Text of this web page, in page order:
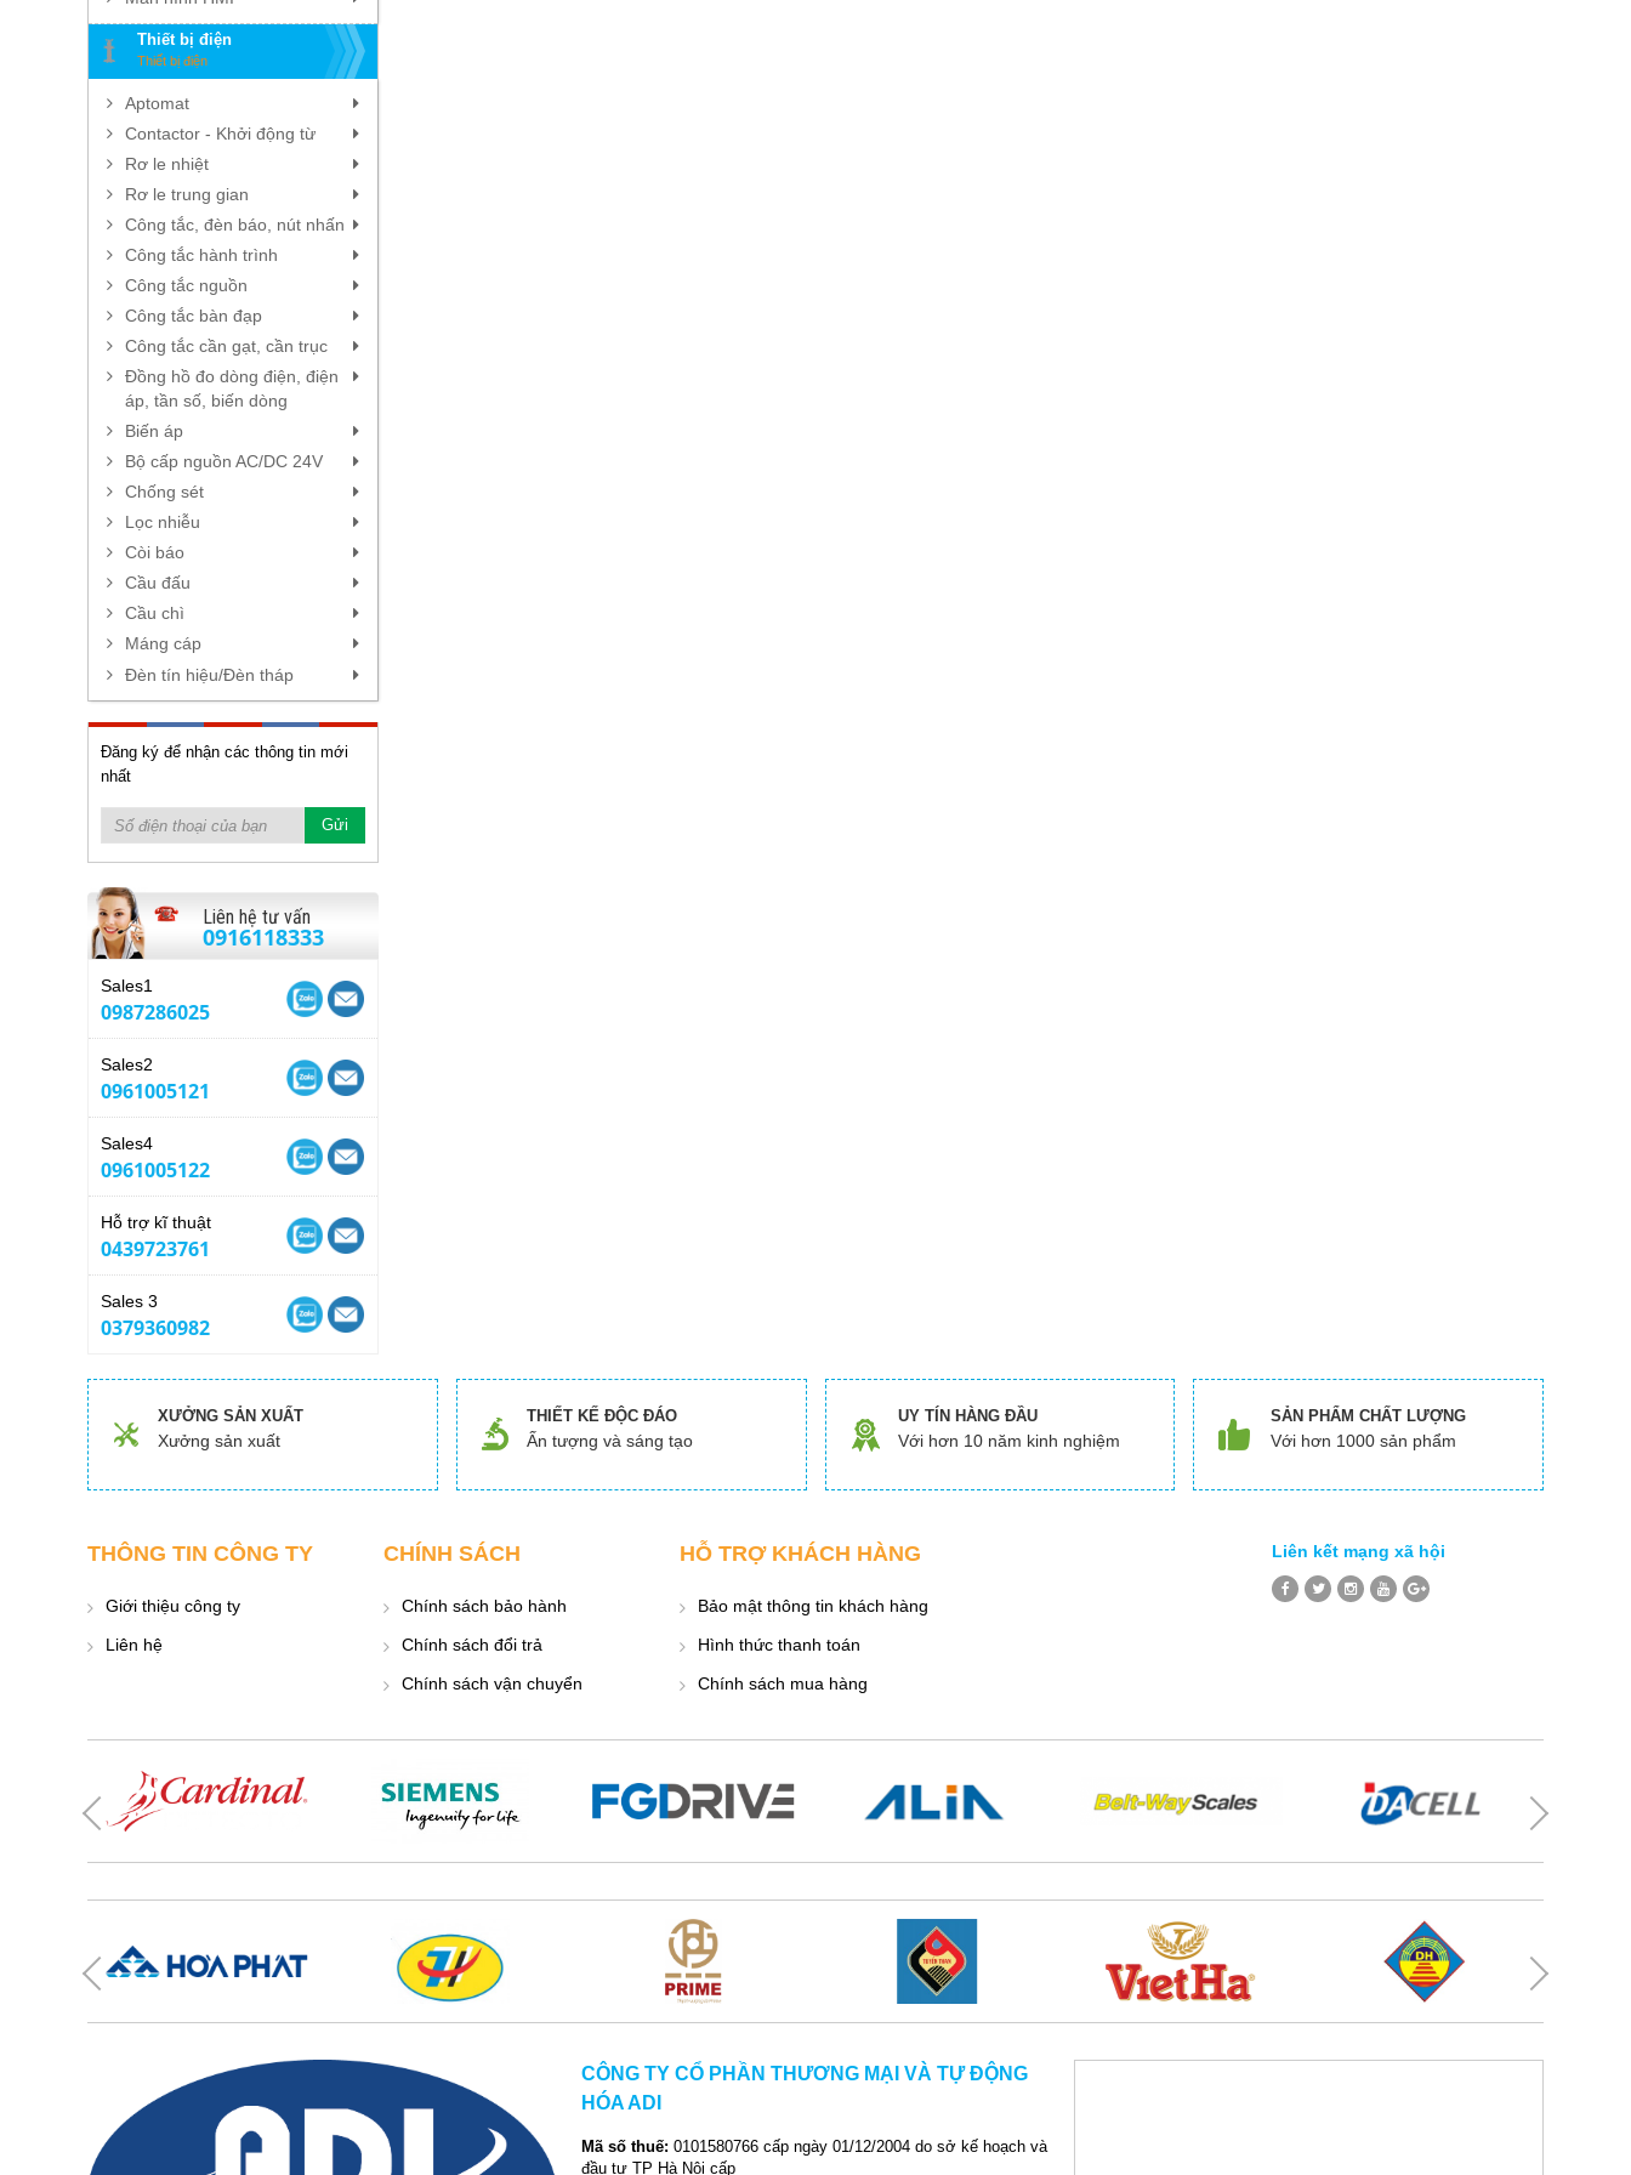
Thiết bị điện
Thiết bị điện
Aptomat
Contactor - Khởi động từ
Rơ le nhiệt
Rơ le trung gian
Công tắc, đèn báo, nút nhấn
Công tắc hành trình
Công tắc nguồn
Công tắc bàn đạp
Công tắc cần gạt, cần trục
Đồng hồ đo dòng điện, điện
áp, tần số, biến dòng
Biến áp
Bộ cấp nguồn AC/DC 24V
Chống sét
Lọc nhiễu
Còi báo
Cầu đấu
Cầu chì
Máng cáp
Đèn tín hiệu/Đèn tháp
Đăng ký để nhận các thông tin mới
nhất
Liên hệ tư vấn
0916118333
Sales1
0987286025
Sales2
0961005121
Sales4
0961005122
Hỗ trợ kĩ thuật
0439723761
Sales 3
0379360982
XƯỞNG SẢN XUẤT
Xưởng sản xuất
THIẾT KẾ ĐỘC ĐÁO
Ấn tượng và sáng tạo
UY TÍN HÀNG ĐẦU
Với hơn 10 năm kinh nghiệm
SẢN PHẨM CHẤT LƯỢNG
Với hơn 1000 sản phẩm
THÔNG TIN CÔNG TY
Giới thiệu công ty
Liên hệ
CHÍNH SÁCH
Chính sách bảo hành
Chính sách đổi trả
Chính sách vận chuyển
HỖ TRỢ KHÁCH HÀNG
Bảo mật thông tin khách hàng
Hình thức thanh toán
Chính sách mua hàng
Liên kết mạng xã hội
CÔNG TY CỔ PHẦN THƯƠNG MẠI VÀ TỰ ĐỘNG
HÓA ADI
Mã số thuế: 0101580766 cấp ngày 01/12/2004 do sở kế hoạch và
đầu tư TP Hà Nội cấp